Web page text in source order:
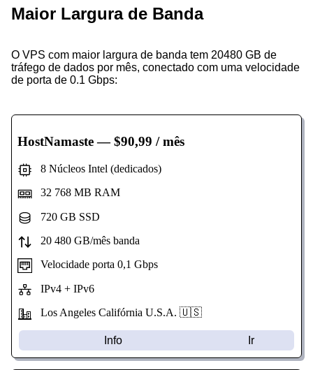
Maior Largura de Banda
O VPS com maior largura de banda tem 20480 GB de
tráfego de dados por mês, conectado com uma velocidade
de porta de 0.1 Gbps:
HostNamaste— $90,99 / mês
8 Núcleos Intel (dedicados)
32 768 MB RAM
720 GB SSD
20 480 GB/mês banda
Velocidade porta 0,1 Gbps
IPv4 + IPv6
Los Angeles Califórnia U.S.A. 🇺🇸
Info Ir